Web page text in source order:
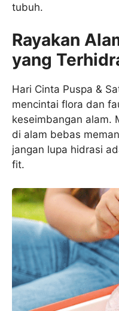
tubuh.
Rayakan
yang
Hari Cinta Puspa &
mencintai flora dan
keseimbangan alam.
di alam bebas
jangan lupa hidrasi
fit.